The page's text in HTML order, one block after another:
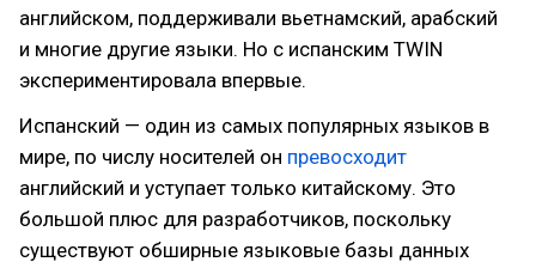
английском, поддерживали вьетнамский, арабский
и многие другие языки. Но с испанским TWIN
экспериментировала впервые.
Испанский — один из самых популярных языков в
мире, по числу носителей он превосходит
английский и уступает только китайскому. Это
большой плюс для разработчиков, поскольку
существуют обширные языковые базы данных